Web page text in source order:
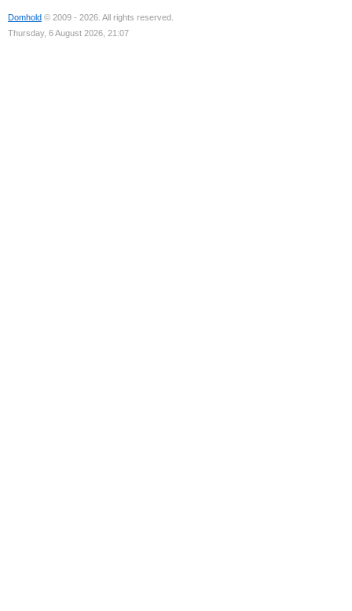
Domhold © 2009 - 2026. All rights reserved.
Thursday, 6 August 2026, 21:07